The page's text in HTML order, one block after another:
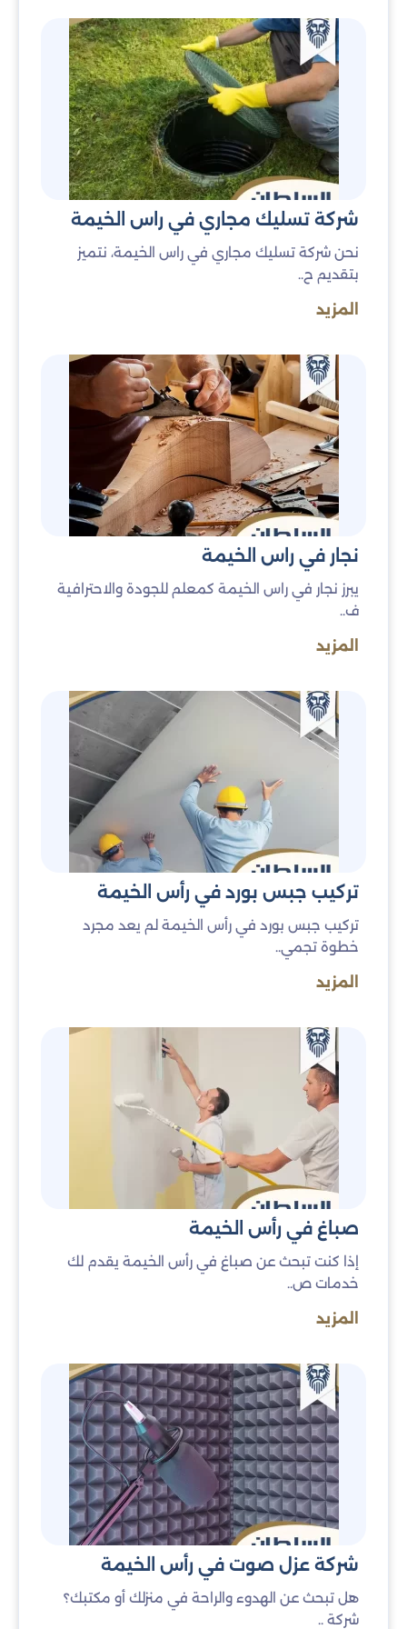
شركة تسليك مجاري في راس الخيمة
نحن شركة تسليك مجاري في راس الخيمة، نتميز
بتقديم ح..
المزيد
نجار في راس الخيمة
يبرز نجار في راس الخيمة كمعلم للجودة والاحترافية
ف..
المزيد
تركيب جبس بورد في رأس الخيمة
تركيب جبس بورد في رأس الخيمة لم يعد مجرد
خطوة تجمي..
المزيد
صباغ في رأس الخيمة
إذا كنت تبحث عن صباغ في رأس الخيمة يقدم لك
خدمات ص..
المزيد
شركة عزل صوت في رأس الخيمة
هل تبحث عن الهدوء والراحة في منزلك أو مكتبك؟
شركة ..